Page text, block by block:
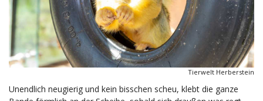
Tierwelt Herberstein
Unendlich neugierig und kein bisschen scheu, klebt die ganze